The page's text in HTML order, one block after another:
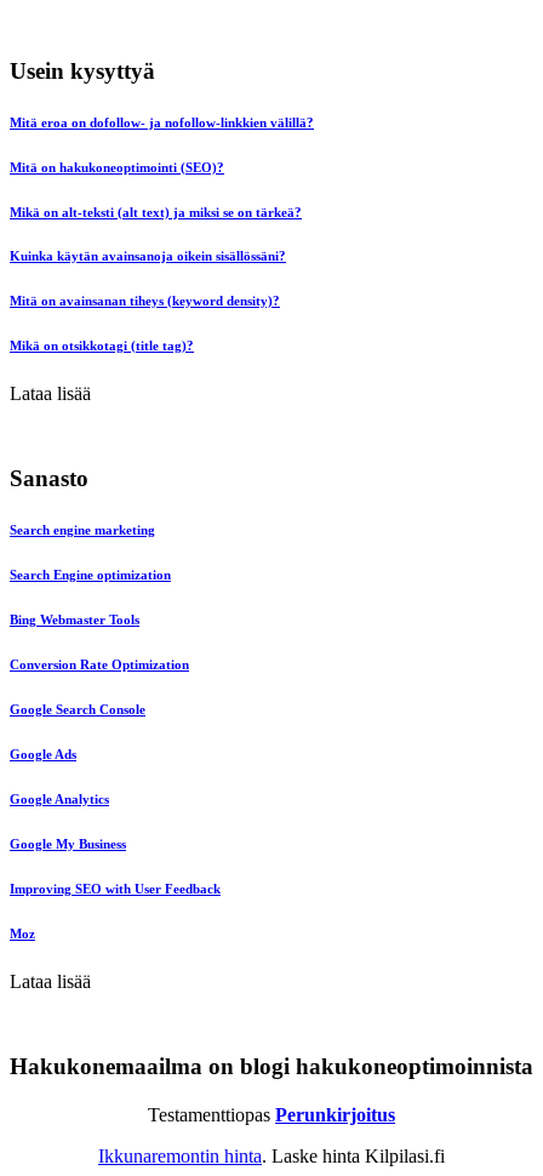
Usein kysyttyä
Mitä eroa on dofollow- ja nofollow-linkkien välillä?
Mitä on hakukoneoptimointi (SEO)?
Mikä on alt-teksti (alt text) ja miksi se on tärkeä?
Kuinka käytän avainsanoja oikein sisällössäni?
Mitä on avainsanan tiheys (keyword density)?
Mikä on otsikkotagi (title tag)?
Lataa lisää
Sanasto
Search engine marketing
Search Engine optimization
Bing Webmaster Tools
Conversion Rate Optimization
Google Search Console
Google Ads
Google Analytics
Google My Business
Improving SEO with User Feedback
Moz
Lataa lisää
Hakukonemaailma on blogi hakukoneoptimoinnista
Testamenttiopas Perunkirjoitus
Ikkunaremontin hinta. Laske hinta Kilpilasi.fi